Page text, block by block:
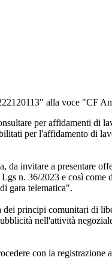
alla voce "CF
per affidamenti di
per l'affidamento di
invitare a presentare
n. 36/2023 e così come
gara telematica".
principi comunitari di
nell'attività
con la registrazione